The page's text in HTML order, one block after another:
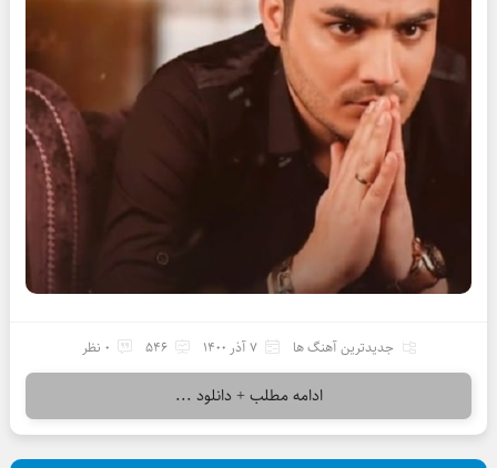
جدیدترین آهنگ ها 7 آذر 1400 546 0 نظر
ادامه مطلب + دانلود ...